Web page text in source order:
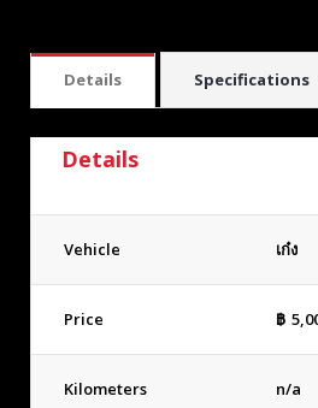
Details Specifications
Details
Vehicle เก๋ง
Price ฿
Kilometers n/a